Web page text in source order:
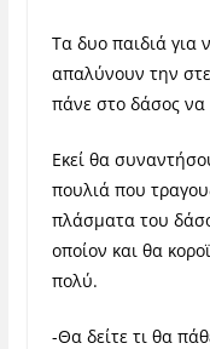
Τα δυο παιδιά για
απαλύνουν την
πάνε στο δάσος
Εκεί θα
πουλιά που
πλάσματα του
οποίον και θα
πολύ.
-Θα δείτε τι θα